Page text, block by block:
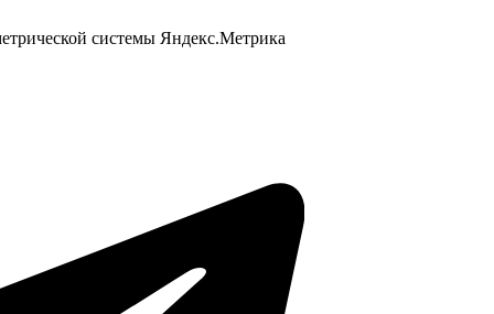
системы Яндекс.Метрика